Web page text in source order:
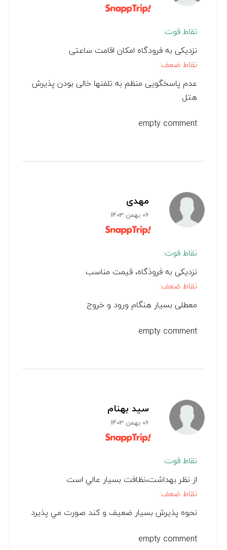
نقاط قوت:
نزدیکی به فرودگاه امکان اقامت ساعتی
نقاط ضعف:
عدم پاسخگویی منظم به تلفنها خالی بودن پذیرش
هتل
empty comment
مهدی
06 بهمن 1403
نقاط قوت:
نزدیکی به فروذگاه، قیمت مناسب
نقاط ضعف:
معطلی بسیار هنگام ورود و خروج
empty comment
سید بهنام
06 بهمن 1403
نقاط قوت:
از نظر بهداشت،نظافت بسيار عالي است
نقاط ضعف:
نحوه پذيرش بسيار ضعيف و كند صورت مي پذيرد
empty comment